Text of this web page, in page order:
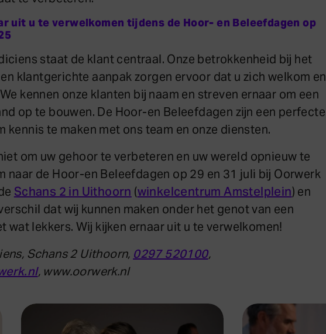
uit u te verwelkomen tijdens de Hoor- en Beleefdagen op
staat de klant centraal. Onze betrokkenheid bij het
klantgerichte aanpak zorgen ervoor dat u zich welkom en
kennen onze klanten bij naam en streven ernaar om een
op te bouwen. De Hoor-en Beleefdagen zijn een perfecte
kennis te maken met ons team en onze diensten.
om uw gehoor te verbeteren en uw wereld opnieuw te
naar de Hoor-en Beleefdagen op 29 en 31 juli bij Oorwerk
Schans 2 in Uithoorn (winkelcentrum Amstelplein) en
dat wij kunnen maken onder het genot van een
wat lekkers. Wij kijken ernaar uit u te verwelkomen!
Schans 2 Uithoorn, 0297 520100,
, www.oorwerk.nl